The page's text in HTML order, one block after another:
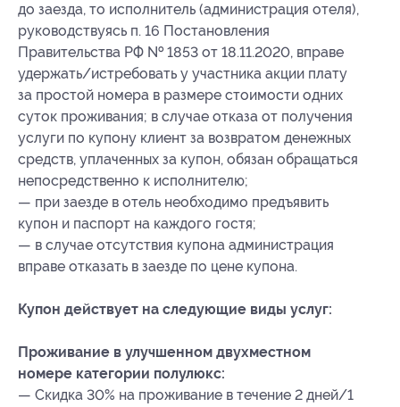
до заезда, то исполнитель (администрация отеля),
руководствуясь п. 16 Постановления
Правительства РФ № 1853 от 18.11.2020, вправе
удержать/истребовать у участника акции плату
за простой номера в размере стоимости одних
суток проживания; в случае отказа от получения
услуги по купону клиент за возвратом денежных
средств, уплаченных за купон, обязан обращаться
непосредственно к исполнителю;
— при заезде в отель необходимо предъявить
купон и паспорт на каждого гостя;
— в случае отсутствия купона администрация
вправе отказать в заезде по цене купона.
Купон действует на следующие виды услуг:
Проживание в улучшенном двухместном
номере категории полулюкс:
— Скидка 30% на проживание в течение 2 дней/1